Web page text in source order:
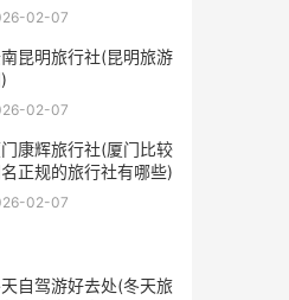
02-07
昆明旅行社(昆明旅游
02-07
康辉旅行社(厦门比较
正规的旅行社有哪些)
02-07
自驾游好去处(冬天旅